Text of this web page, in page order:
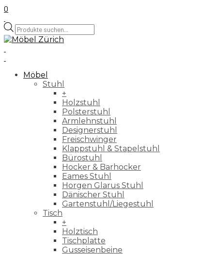
0
Products
search
Möbel
Stuhl
+
Holzstuhl
Polsterstuhl
Armlehnstuhl
Designerstuhl
Freischwinger
Klappstuhl & Stapelstuhl
Bürostuhl
Hocker & Barhocker
Eames Stuhl
Horgen Glarus Stuhl
Dänischer Stuhl
Gartenstuhl/Liegestuhl
Tisch
+
Holztisch
Tischplatte
Gusseisenbeine